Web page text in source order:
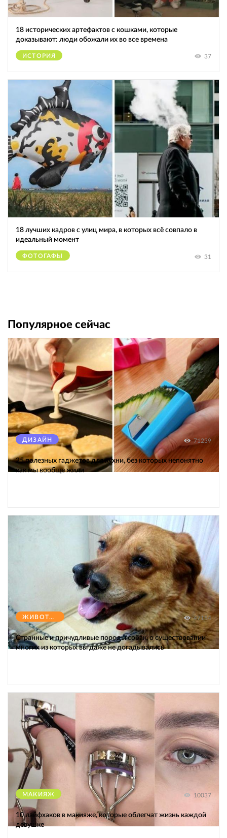
18 исторических артефактов с кошками, которые
доказывают: люди обожали их во все времена
ИСТОРИЯ 37
18 лучших кадров с улиц мира, в которых всё совпало в
идеальный момент
ФОТОГАФЫ 31
Популярное сейчас
ДИЗАЙН 71239
25 полезных гаджетов для кухни, без которых непонятно
как мы вообще жили
ЖИВОТНЫЕ 47154
Странные и причудливые породы собак, о существовании
многих из которых вы даже не догадывались
МАКИЯЖ 10037
10 лайфхаков в макияже, которые облегчат жизнь каждой
девушке